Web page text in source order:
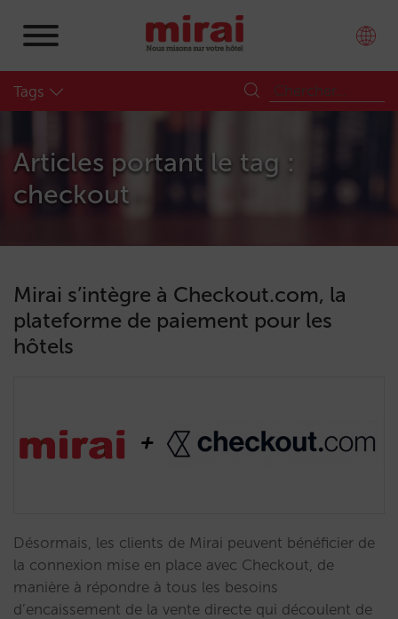
Tags
Articles portant le tag :
checkout
Mirai s’intègre à Checkout.com, la
plateforme de paiement pour les
hôtels
Désormais, les clients de Mirai peuvent bénéficier de
la connexion mise en place avec Checkout, de
manière à répondre à tous les besoins
d’encaissement de la vente directe qui découlent de